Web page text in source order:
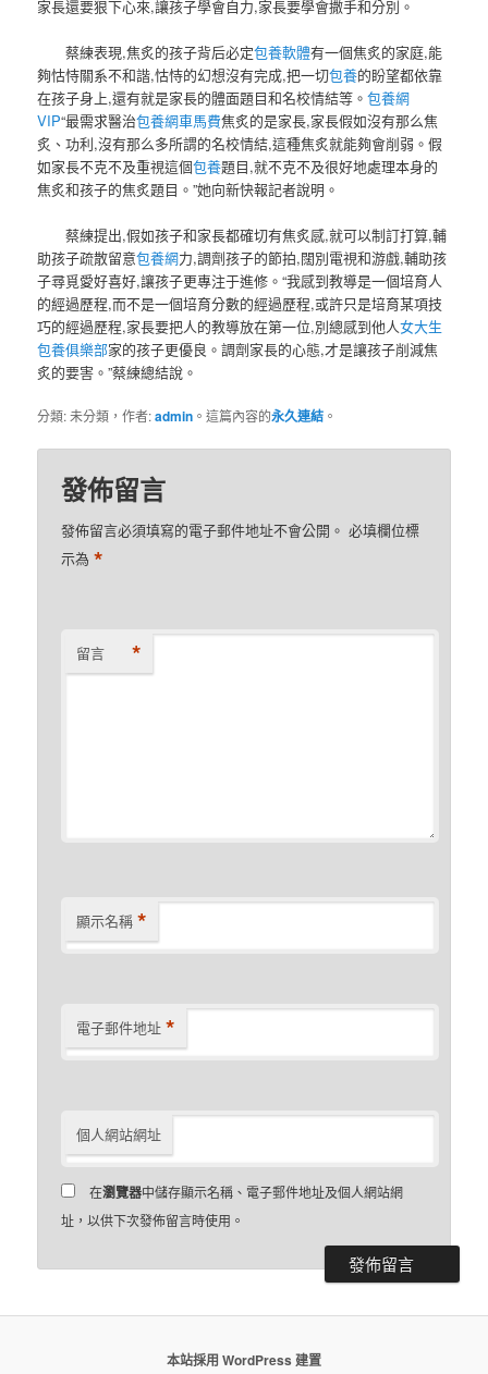
家長還要狠下心來,讓孩子學會自力,家長要學會撒手和分別。
蔡練表現,焦炙的孩子背后必定包養軟體有一個焦炙的家庭,能
夠怙恃關系不和諧,怙恃的幻想沒有完成,把一切包養的盼望都依靠
在孩子身上,還有就是家長的體面題目和名校情結等。包養網
VIP“最需求醫治包養網車馬費焦炙的是家長,家長假如沒有那么焦
炙、功利,沒有那么多所謂的名校情結,這種焦炙就能夠會削弱。假
如家長不克不及重視這個包養題目,就不克不及很好地處理本身的
焦炙和孩子的焦炙題目。”她向新快報記者說明。
蔡練提出,假如孩子和家長都確切有焦炙感,就可以制訂打算,輔
助孩子疏散留意包養網力,調劑孩子的節拍,闊別電視和游戲,輔助孩
子尋覓愛好喜好,讓孩子更專注于進修。“我感到教導是一個培育人
的經過歷程,而不是一個培育分數的經過歷程,或許只是培育某項技
巧的經過歷程,家長要把人的教導放在第一位,別總感到他人女大生
包養俱樂部家的孩子更優良。調劑家長的心態,才是讓孩子削減焦
炙的要害。”蔡練總結說。
分類: 未分類，作者:admin 。這篇內容的永久連結 。
發佈留言
發佈留言必須填寫的電子郵件地址不會公開。 必填欄位標
示為*
留言 *
顯示名稱 *
電子郵件地址 *
個人網站網址
在瀏覽器中儲存顯示名稱、電子郵件地址及個人網站網
址，以供下次發佈留言時使用。
本站採用 WordPress 建置